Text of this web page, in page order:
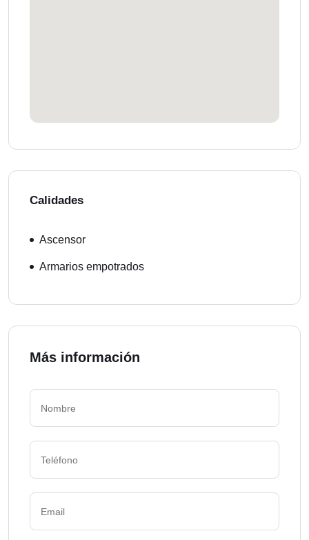
Calidades
Ascensor
Armarios empotrados
Más información